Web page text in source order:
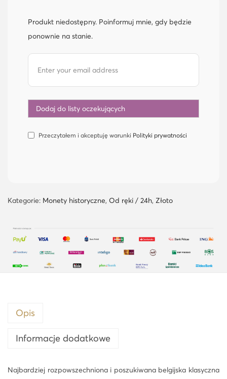
Produkt niedostępny. Poinformuj mnie, gdy będzie
ponownie na stanie.
Przeczytałem i akceptuję warunki Polityki prywatności
Kategorie: Monety historyczne, Od ręki / 24h, Złoto
Opis
Informacje dodatkowe
Najbardziej rozpowszechniona i poszukiwana belgijska klasyczna